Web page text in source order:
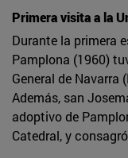
Primera visita a la
Durante la primera
Pamplona (1960)
General de Navarra
Además, san
adoptivo de
Catedral, y